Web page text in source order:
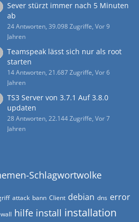
Sever stürzt immer nach 5 Minuten
ab
24 Antworten, 39.098 Zugriffe, Vor 9
Jahren
Teamspeak lässt sich nur als root
starten
14 Antworten, 21.687 Zugriffe, Vor 6
Jahren
TS3 Server von 3.7.1 Auf 3.8.0
updaten
28 Antworten, 22.144 Zugriffe, Vor 7
Jahren
Schlagwortwolke
attack bann Client debian dns error
hilfe install installation